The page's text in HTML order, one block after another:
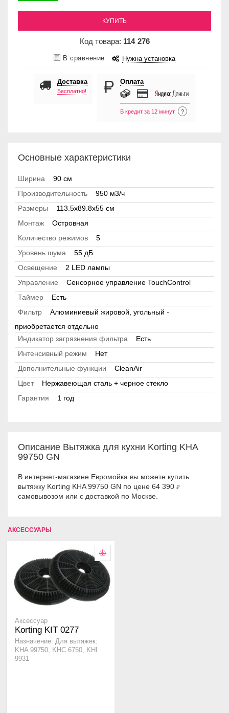
КУПИТЬ
Код товара: 114 276
В сравнение Нужна установка
Доставка
Бесплатно!
Оплата
В кредит за 12 минут ?
Основные характеристики
Ширина
90 см
Производительность
950 м3/ч
Размеры
113.5x89.8x55 см
Монтаж
Островная
Количество режимов
5
Уровень шума
55 дБ
Освещение
2 LED лампы
Управление
Сенсорное управление TouchControl
Таймер
Есть
Фильтр
Алюминиевый жировой, угольный -
приобретается отдельно
Индикатор загрязнения фильтра
Есть
Интенсивный режим
Нет
Дополнительные функции
CleanAir
Цвет
Нержавеющая сталь + черное стекло
Гарантия
1 год
Описание Вытяжка для кухни Korting KHA
99750 GN
В интернет-магазине Евромойка вы можете купить
вытяжку Korting KHA 99750 GN по цене 64 390 ₽
самовывозом или с доставкой по Москве.
АКСЕССУАРЫ
Аксессуар
Korting KIT 0277
Назначение: Для вытяжек:
KHA 99750, KHC 6750, KHI
9931